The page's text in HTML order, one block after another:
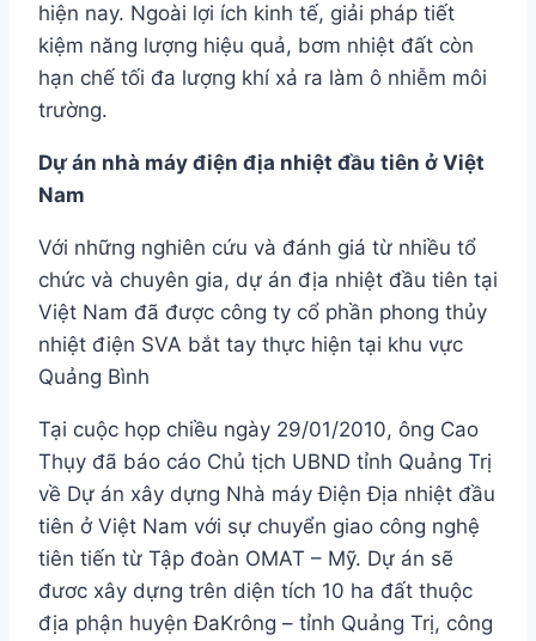
hiện nay. Ngoài lợi ích kinh tế, giải pháp tiết
kiệm năng lượng hiệu quả, bơm nhiệt đất còn
hạn chế tối đa lượng khí xả ra làm ô nhiễm môi
trường.
Dự án nhà máy điện địa nhiệt đầu tiên ở Việt
Nam
Với những nghiên cứu và đánh giá từ nhiều tổ
chức và chuyên gia, dự án địa nhiệt đầu tiên tại
Việt Nam đã được công ty cổ phần phong thủy
nhiệt điện SVA bắt tay thực hiện tại khu vực
Quảng Bình
Tại cuộc họp chiều ngày 29/01/2010, ông Cao
Thụy đã báo cáo Chủ tịch UBND tỉnh Quảng Trị
về Dự án xây dựng Nhà máy Điện Địa nhiệt đầu
tiên ở Việt Nam với sự chuyển giao công nghệ
tiên tiến từ Tập đoàn OMAT – Mỹ. Dự án sẽ
đươc xây dựng trên diện tích 10 ha đất thuộc
địa phận huyện ĐaKrông – tỉnh Quảng Trị, công